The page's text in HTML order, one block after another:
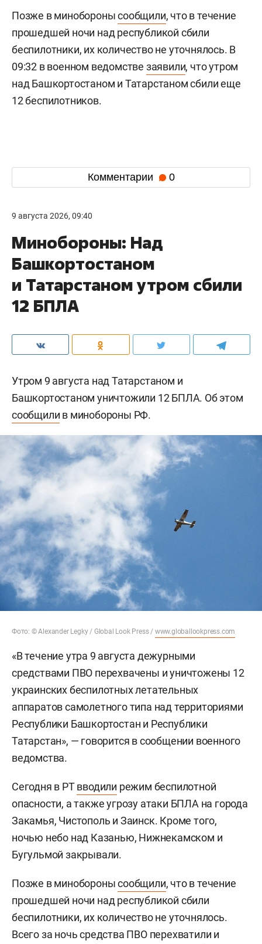
Позже в миноборонысообщили, что в течение
прошедшей ночи над республикой сбили
беспилотники, их количество не уточнялось. В
09:32 в военном ведомстве заявили, что утром
над Башкортостаном и Татарстаном сбили еще
12 беспилотников.
Комментарии 0
9 августа 2026, 09:40
Минобороны: Над
Башкортостаном
и Татарстаном утром сбили
12 БПЛА
Утром 9 августа над Татарстаном и
Башкортостаном уничтожили 12 БПЛА. Об этом
сообщили в минобороны РФ.
Фото: © Alexander Legky / Global Look Press / www.globallookpress.com
«В течение утра 9 августа дежурными
средствами ПВО перехвачены и уничтожены 12
украинских беспилотных летательных
аппаратов самолетного типа над территориями
Республики Башкортостан и Республики
Татарстан», — говорится в сообщении военного
ведомства.
Сегодня в РТвводили режим беспилотной
опасности, а также угрозу атаки БПЛА на города
Закамья, Чистополь и Заинск. Кроме того,
ночью небо над Казанью, Нижнекамском и
Бугульмой закрывали.
Позже в миноборонысообщили, что в течение
прошедшей ночи над республикой сбили
беспилотники, их количество не уточнялось.
Всего за ночь средства ПВО перехватили и